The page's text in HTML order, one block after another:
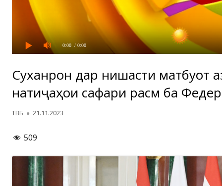
0:00 / 0:00
Суханронӣ дар нишасти матбуотӣ
натиҷаҳои сафари расмӣ ба
Автор
ТВБ Опубликовано
21.11.2023
509